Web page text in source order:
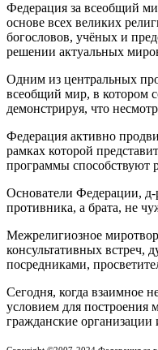
Федерация за всеобщий
основе всех великих
богословов, учёных и
решении актуальных
Одним из центральных
всеобщий мир, в котором
демонстрируя, что
Федерация активно
рамках которой
программы способствуют
Основатели Федерации,
противника, а брата, не
Межрелигиозное
консультативных встреч,
посредниками,
Сегодня, когда взаимное
условием для построения
гражданские организации